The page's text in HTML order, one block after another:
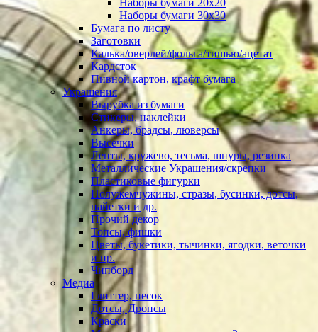
Наборы бумаги 20х20
Наборы бумаги 30х30
Бумага по листу
Заготовки
Калька/оверлей/фольга/тишью/ацетат
Кардсток
Пивной картон, крафт бумага
Украшения
Вырубка из бумаги
Стикеры, наклейки
Анкеры, брадсы, люверсы
Высечки
Ленты, кружево, тесьма, шнуры, резинка
Металлические Украшения/скрепки
Пластиковые фигурки
Полужемчужины, стразы, бусинки, дотсы,
пайетки и др.
Прочий декор
Топсы, фишки
Цветы, букетики, тычинки, ягодки, веточки
и пр.
Чипборд
Медиа
Глиттер, песок
Дотсы, Дропсы
Краски